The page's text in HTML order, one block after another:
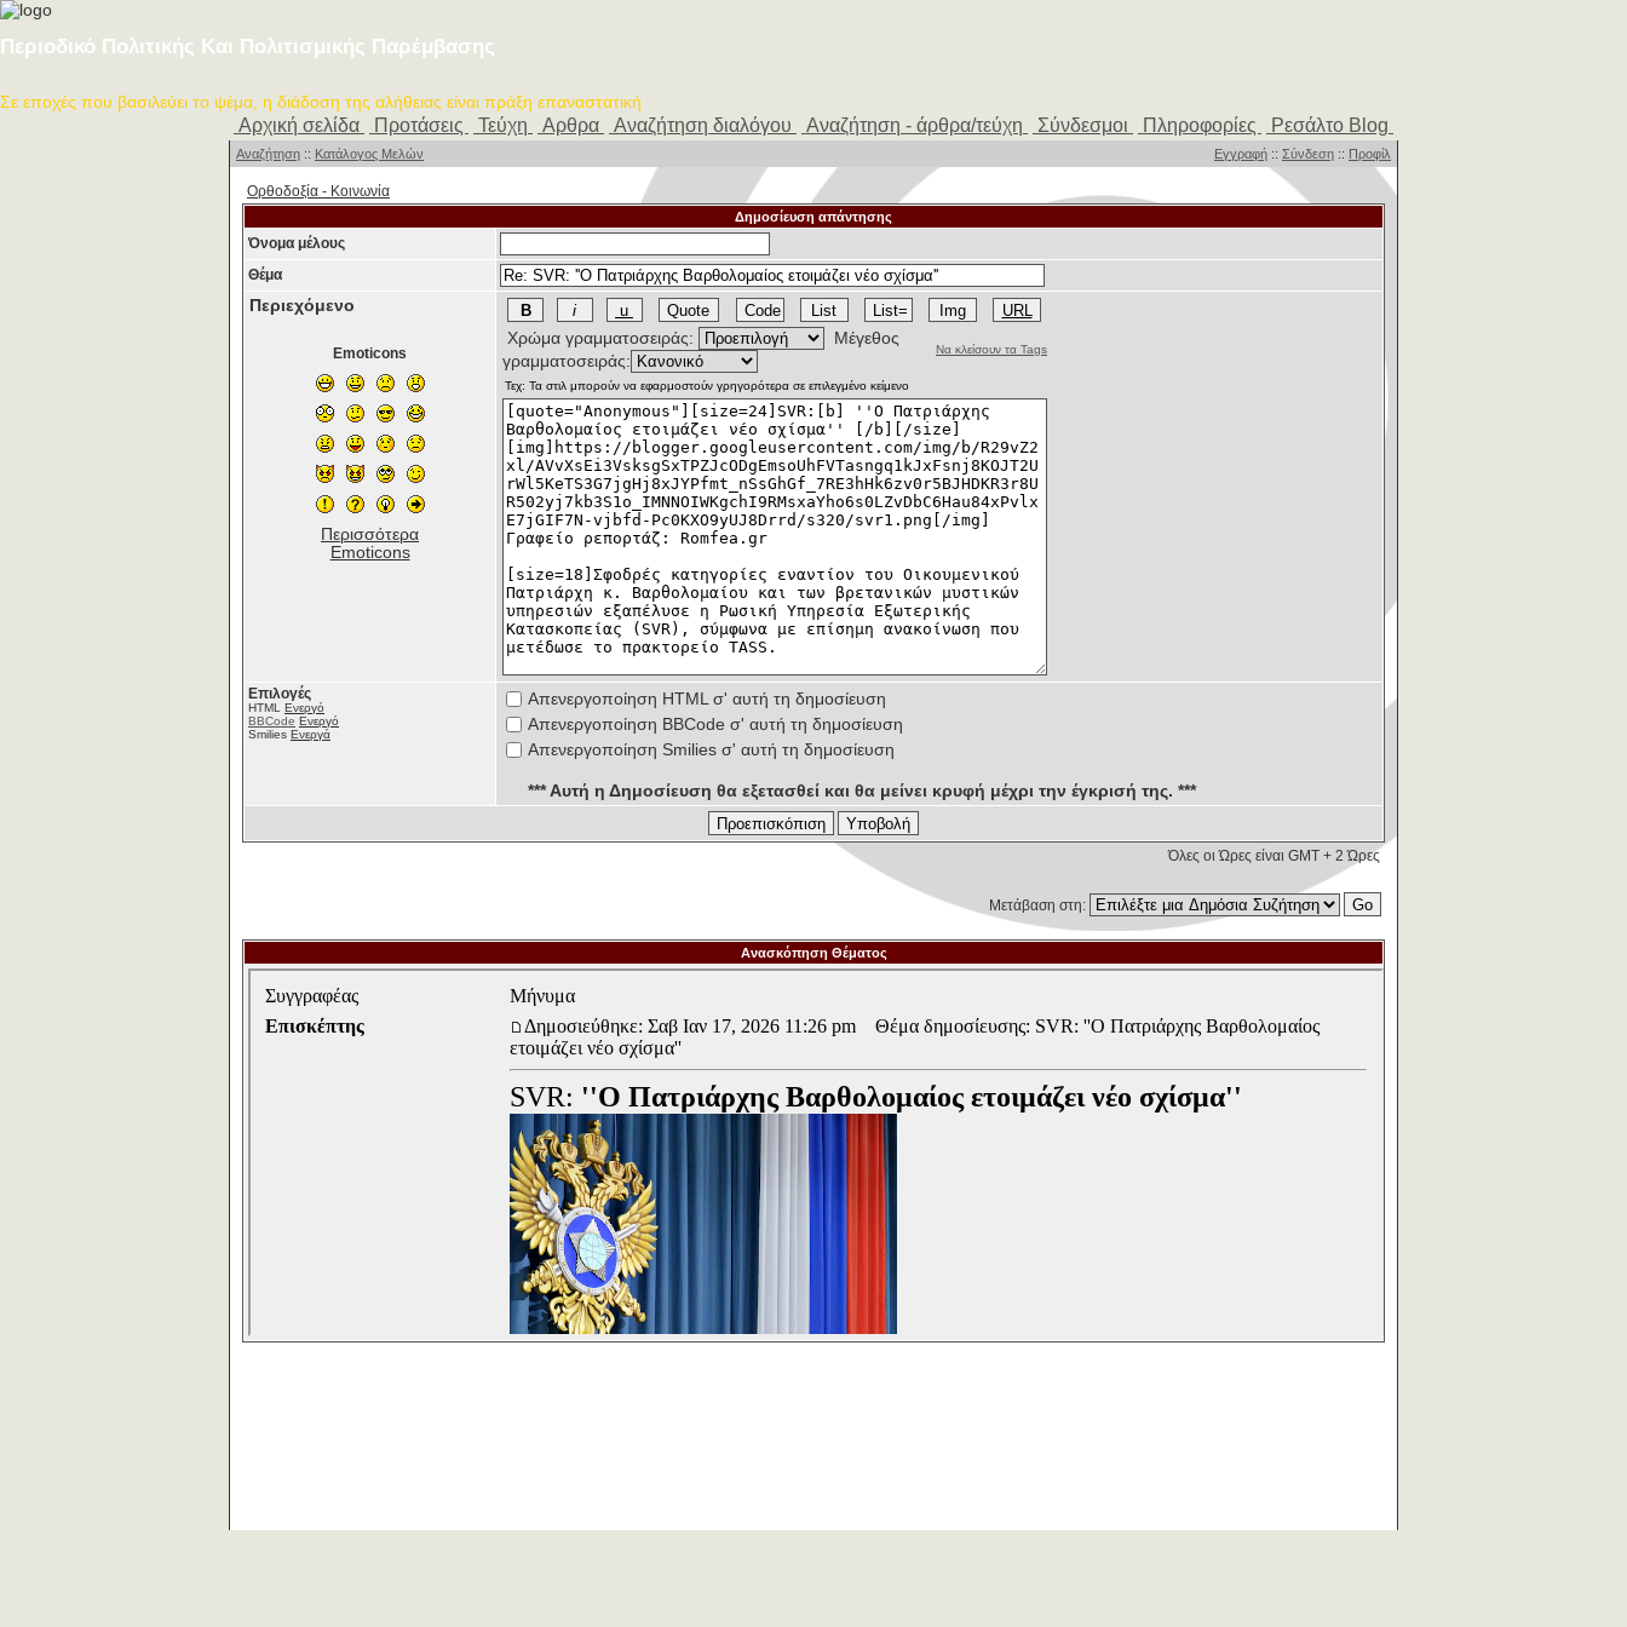
Περιοδικό Πολιτικής Και Πολιτισμικής Παρέμβασης
Σε εποχές που βασιλεύει το ψέμα, η διάδοση της αλήθειας είναι πράξη επαναστατική
Αρχική σελίδα Προτάσεις Τεύχη Αρθρα Αναζήτηση διαλόγου Αναζήτηση - άρθρα/τεύχη Σύνδεσμοι Πληροφορίες Ρεσάλτο Blog
Αναζήτηση :: Κατάλογος Μελών Εγγραφή :: Σύνδεση :: Προφίλ
Ορθοδοξία - Κοινωνία
Δημοσίευση απάντησης
Όνομα μέλους
Θέμα
Περιεχόμενο
Emoticons
Περισσότερα
Emoticons
Χρώμα γραμματοσειράς:
Μέγεθος
γραμματοσειράς:
Να κλείσουν τα Tags
Επιλογές
HTML Ενεργό
BBCode Ενεργό
Smilies Ενεργά
Απενεργοποίηση HTML σ' αυτή τη δημοσίευση
Απενεργοποίηση BBCode σ' αυτή τη δημοσίευση
Απενεργοποίηση Smilies σ' αυτή τη δημοσίευση
*** Αυτή η Δημοσίευση θα εξετασθεί και θα μείνει κρυφή μέχρι την έγκρισή της. ***
Όλες οι Ώρες είναι GMT + 2 Ώρες
Μετάβαση στη:
Ανασκόπηση Θέματος